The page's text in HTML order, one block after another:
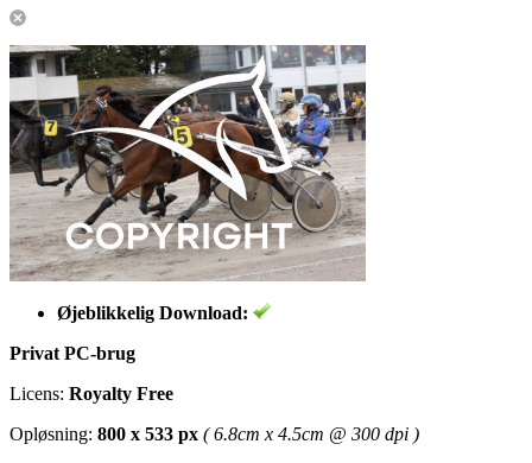
Øjeblikkelig Download:
Privat PC-brug
Licens: Royalty Free
Opløsning: 800 x 533 px ( 6.8cm x 4.5cm @ 300 dpi )